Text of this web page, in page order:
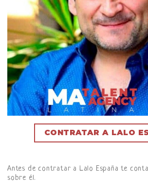
CONTRATAR A LALO
Antes de contratar a Lalo España te
sobre él.